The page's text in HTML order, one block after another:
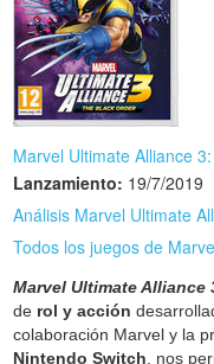
Marvel Ultimate Alliance
Lanzamiento: 19/7/2019
Análisis Marvel Ultimate
Todos los juegos de
Marvel Ultimate Alliance
de rol y acción
colaboración Marvel y la
Nintendo Switch , nos